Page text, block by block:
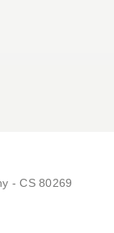
- CS 80269